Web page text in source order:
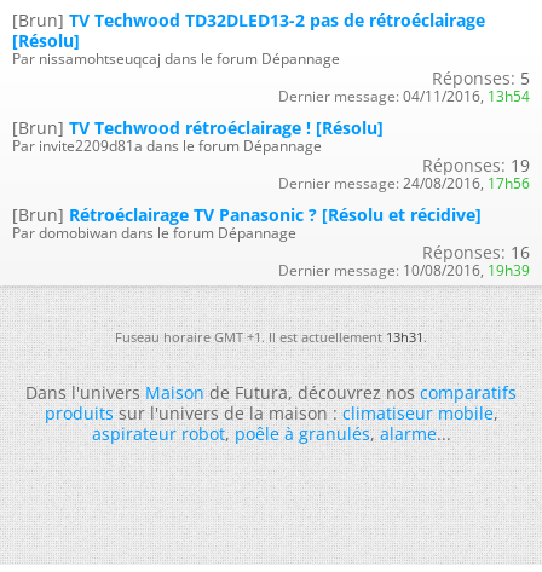
[Brun] TV Techwood TD32DLED13-2 pas de rétroéclairage
[Résolu]
Par nissamohtseuqcaj dans le forum Dépannage
Réponses: 5
Dernier message: 04/11/2016, 13h54
[Brun] TV Techwood rétroéclairage ! [Résolu]
Par invite2209d81a dans le forum Dépannage
Réponses: 19
Dernier message: 24/08/2016, 17h56
[Brun] Rétroéclairage TV Panasonic ? [Résolu et récidive]
Par domobiwan dans le forum Dépannage
Réponses: 16
Dernier message: 10/08/2016, 19h39
Fuseau horaire GMT +1. Il est actuellement13h31.
Dans l'universMaisonde Futura, découvrez noscomparatifs
produitssur l'univers de la maison :climatiseur mobile,
aspirateur robot,poêle à granulés,alarme...